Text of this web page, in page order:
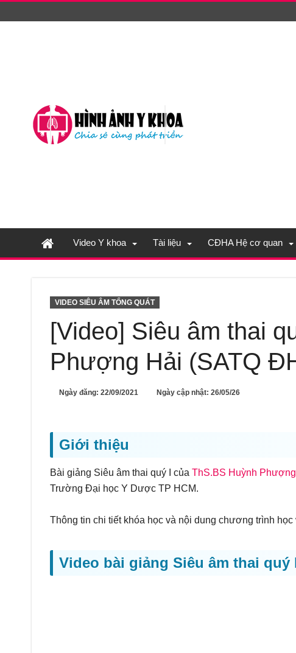
Video Y khoa Tài liệu CĐHA Hệ cơ quan
VIDEO SIÊU ÂM TỔNG QUÁT
[Video] Siêu âm thai
Phượng Hải (SATQ
Ngày đăng: 22/09/2021 Ngày cập nhật: 26/05/26
Giới thiệu
Bài giảng Siêu âm thai quý I của ThS.BS Huỳnh
Trường Đại học Y Dược TP HCM.
Thông tin chi tiết khóa học và nội dung chương trình học
Video bài giảng Siêu âm thai